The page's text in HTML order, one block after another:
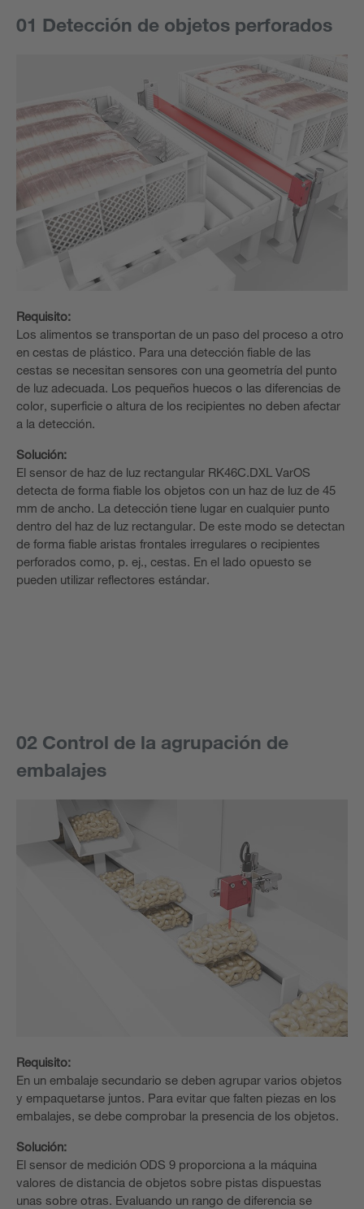
01 Detección de objetos perforados
Requisito:
Los alimentos se transportan de un paso del proceso a otro
en cestas de plástico. Para una detección fiable de las
cestas se necesitan sensores con una geometría del punto
de luz adecuada. Los pequeños huecos o las diferencias de
color, superficie o altura de los recipientes no deben afectar
a la detección.
Solución:
El sensor de haz de luz rectangular RK46C.DXL VarOS
detecta de forma fiable los objetos con un haz de luz de 45
mm de ancho. La detección tiene lugar en cualquier punto
dentro del haz de luz rectangular. De este modo se detectan
de forma fiable aristas frontales irregulares o recipientes
perforados como, p. ej., cestas. En el lado opuesto se
pueden utilizar reflectores estándar.
02 Control de la agrupación de
embalajes
Requisito:
En un embalaje secundario se deben agrupar varios objetos
y empaquetarse juntos. Para evitar que falten piezas en los
embalajes, se debe comprobar la presencia de los objetos.
Solución:
El sensor de medición ODS 9 proporciona a la máquina
valores de distancia de objetos sobre pistas dispuestas
unas sobre otras. Evaluando un rango de diferencia se